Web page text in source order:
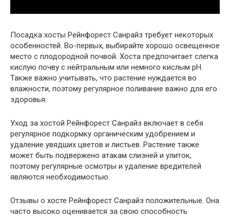
Посадка хосты Рейнфорест Санрайз требует некоторых
особенностей. Во-первых, выбирайте хорошо освещенное
место с плодородной почвой. Хоста предпочитает слегка
кислую почву с нейтральным или немного кислым pH.
Также важно учитывать, что растение нуждается во
влажности, поэтому регулярное поливание важно для его
здоровья.
Уход за хостой Рейнфорест Санрайз включает в себя
регулярное подкормку органическим удобрением и
удаление увядших цветов и листьев. Растение также
может быть подвержено атакам слизней и улиток,
поэтому регулярные осмотры и удаление вредителей
являются необходимостью.
Отзывы о хосте Рейнфорест Санрайз положительные. Она
часто высоко оценивается за свою способность